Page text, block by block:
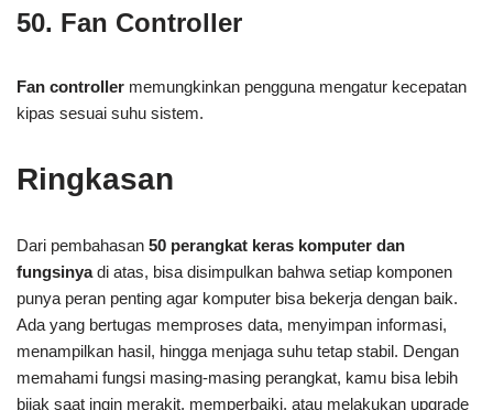
50. Fan Controller
Fan controller memungkinkan pengguna mengatur kecepatan
kipas sesuai suhu sistem.
Ringkasan
Dari pembahasan 50 perangkat keras komputer dan
fungsinyadi atas, bisa disimpulkan bahwa setiap komponen
punya peran penting agar komputer bisa bekerja dengan baik.
Ada yang bertugas memproses data, menyimpan informasi,
menampilkan hasil, hingga menjaga suhu tetap stabil. Dengan
memahami fungsi masing-masing perangkat, kamu bisa lebih
bijak saat ingin merakit, memperbaiki, atau melakukan upgrade